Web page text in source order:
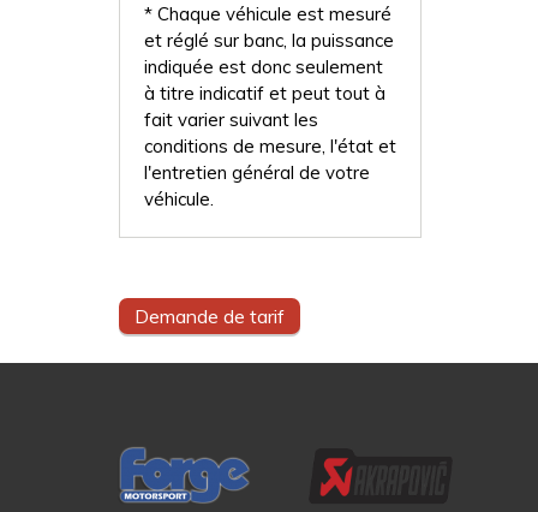
* Chaque véhicule est mesuré
et réglé sur banc, la puissance
indiquée est donc seulement
à titre indicatif et peut tout à
fait varier suivant les
conditions de mesure, l'état et
l'entretien général de votre
véhicule.
Demande de tarif